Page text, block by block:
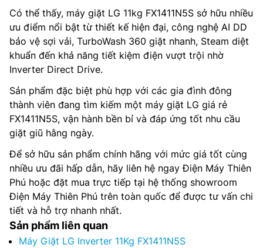
Có thể thấy, máy giặt LG 11kg FX1411N5S sở hữu nhiều
ưu điểm nổi bật từ thiết kế hiện đại, công nghệ AI DD
bảo vệ sợi vải, TurboWash 360 giặt nhanh, Steam diệt
khuẩn đến khả năng tiết kiệm điện vượt trội nhờ
Inverter Direct Drive.
Sản phẩm đặc biệt phù hợp với các gia đình đông
thành viên đang tìm kiếm một máy giặt LG giá rẻ
FX1411N5S, vận hành bền bỉ và đáp ứng tốt nhu cầu
giặt giũ hằng ngày.
Để sở hữu sản phẩm chính hãng với mức giá tốt cùng
nhiều ưu đãi hấp dẫn, hãy liên hệ ngay Điện Máy Thiên
Phú hoặc đặt mua trực tiếp tại hệ thống showroom
Điện Máy Thiên Phú trên toàn quốc để được tư vấn chi
tiết và hỗ trợ nhanh nhất.
Sản phẩm liên quan
Máy Giặt LG Inverter 11Kg FX1411N5S